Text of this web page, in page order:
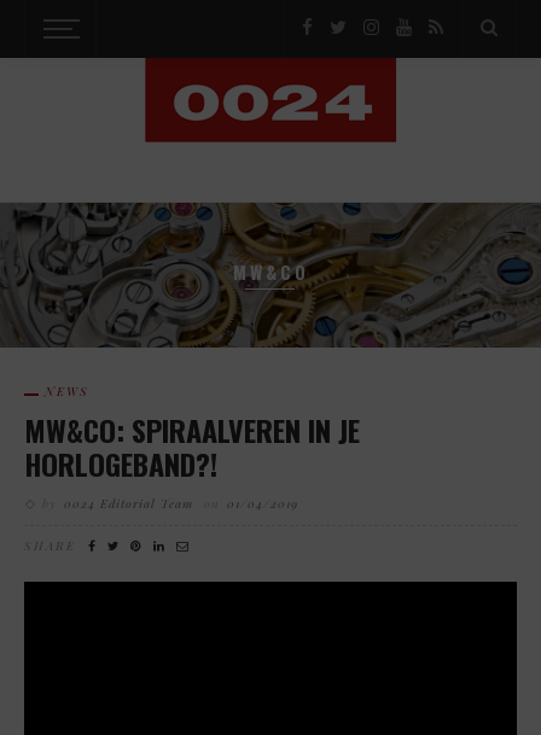
MW&CO
NEWS
MW&CO: SPIRAALVEREN IN JE
HORLOGEBAND?!
0024 Editorial Team 01/04/2019
SHARE